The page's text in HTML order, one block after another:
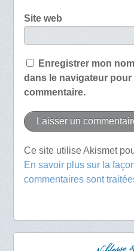
Site web
Enregistrer mon
dans le navigateur
commentaire.
Ce site utilise Akismet
En savoir plus sur la
commentaires sont